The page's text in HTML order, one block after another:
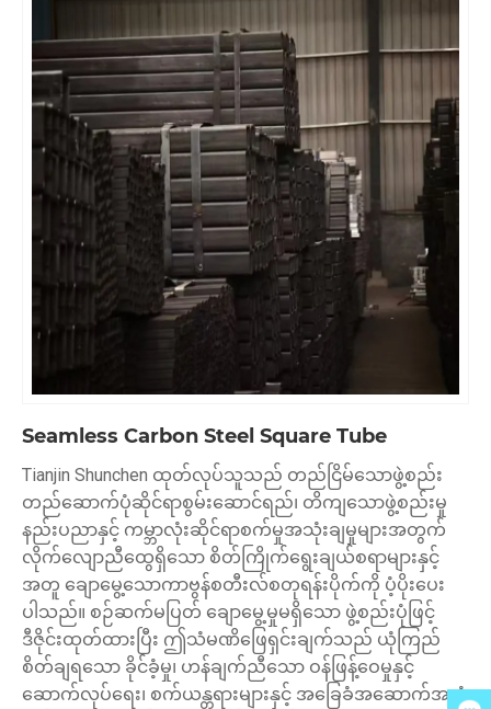
Seamless Carbon Steel Square Tube
Tianjin Shunchen ထုတ်လုပ်သူသည် တည်ငြိမ်သောဖွဲ့စည်း
တည်ဆောက်ပုံဆိုင်ရာစွမ်းဆောင်ရည်၊ တိကျသောဖွဲ့စည်းမှု
နည်းပညာနှင့် ကမ္ဘာလုံးဆိုင်ရာစက်မှုအသုံးချမှုများအတွက်
လိုက်လျောညီထွေရှိသော စိတ်ကြိုက်ရွေးချယ်စရာများနှင့်
အတူ ချောမွေ့သောကာဗွန်စတီးလ်စတုရန်းပိုက်ကို ပံ့ပိုးပေး
ပါသည်။ စဉ်ဆက်မပြတ် ချောမွေ့မှုမရှိသော ဖွဲ့စည်းပုံဖြင့်
ဒီဇိုင်းထုတ်ထားပြီး ဤသံမဏိဖြေရှင်းချက်သည် ယုံကြည်
စိတ်ချရသော ခိုင်ခံ့မှု၊ ဟန်ချက်ညီသော ဝန်ဖြန့်ဝေမှုနှင့်
ဆောက်လုပ်ရေး၊ စက်ယန္တရားများနှင့် အခြေခံအဆောက်အအုံ